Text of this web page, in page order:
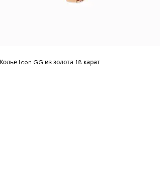
Колье Icon GG из золота 18 карат